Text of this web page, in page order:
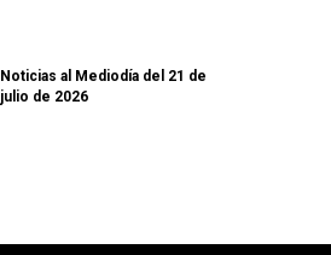
Noticias al Mediodía del 21 de
julio de 2026